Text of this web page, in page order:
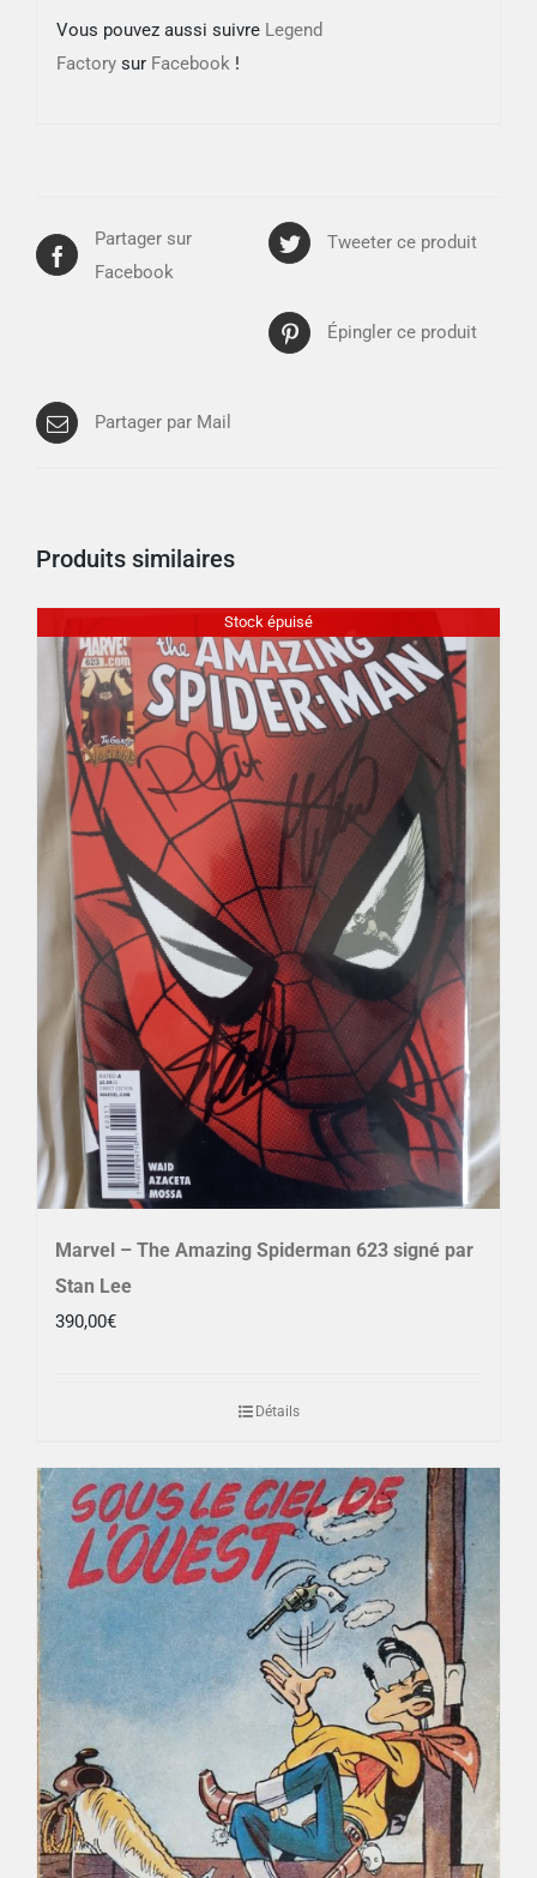
Vous pouvez aussi suivre Legend
Factorysur Facebook!
Partager sur
Facebook
Tweeter ce produit
Épingler ce produit
Partager par Mail
Produits similaires
Stock épuisé
Marvel – The Amazing Spiderman 623 signé par
Stan Lee
390,00€
Détails